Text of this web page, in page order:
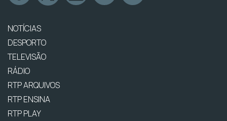
NOTÍCIAS
DESPORTO
TELEVISÃO
RÁDIO
RTP ARQUIVOS
RTP ENSINA
RTP PLAY